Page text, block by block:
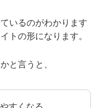
いるのがわかります
トの形になります。
と言うと、